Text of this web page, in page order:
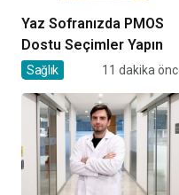
Yaz Sofranızda PMOS
Dostu Seçimler Yapın
Sağlık 11 dakika